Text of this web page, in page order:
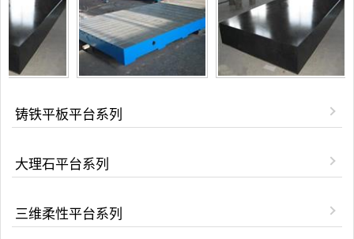
铸铁平板平台系列
大理石平台系列
三维柔性平台系列